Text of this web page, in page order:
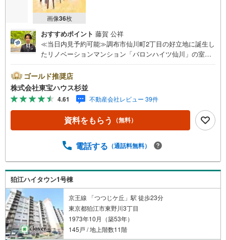
画像36枚
おすすめポイント 藤賀 公祥
≪当日内見予約可能≫調布市仙川町2丁目の好立地に誕生し
たリノベーションマンション「バロンハイツ仙川」の室内
いてわずか5分という、毎日の通勤通学や資産性の面でも大
変恵まれた駅チカの立地環境です 。駅周辺は再開発により
洗練されたお洒落な雰囲気が漂い、約300店舗が軒を連ねる
賑やかな商店街や大型商業施設が充実しています。お部屋
は5階建ての最上階5階部分、南東向きの角住戸というこれ
以上ない贅沢なポジションに位置しています 。3方向に窓
4.55平米もの広々としたルーフバルコニーから見渡す抜け
細部までトレンドのグレージュカラースタイルにフルリノ
ベーションが施されており、新築さながらの美しさです 。
家事時間を短縮してくれる食洗機付きキッチンや浴室乾燥
機、さらに全部屋に遮音性・耐熱性に優れたインナーサッ
シが設置されている点も、プロとして非常に高く評価でき
ます。ぜひお気軽にお問い合わせください。
ゴールド推奨店
株式会社東宝ハウス杉並
4.61 不動産会社レビュー 39件
資料をもらう （無料）
電話する （通話料無料）
狛江ハイタウン1号棟
京王線 「つつじケ丘」駅 徒歩23分
東京都狛江市東野川3丁目
1973年10月（築53年）
145戸 / 地上階数11階